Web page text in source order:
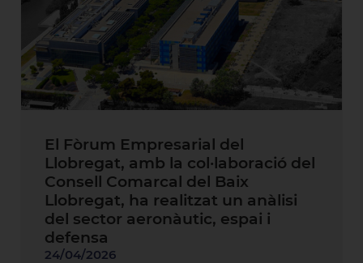
El Fòrum Empresarial del
Llobregat, amb la col·laboració del
Consell Comarcal del Baix
Llobregat, ha realitzat un anàlisi
del sector aeronàutic, espai i
defensa
24/04/2026